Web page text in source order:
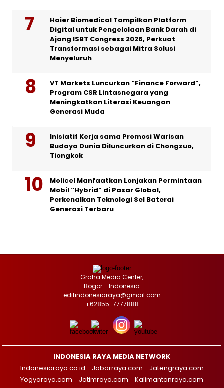
Haier Biomedical Tampilkan Platform
Digital untuk Pengelolaan Bank Darah di
Ajang ISBT Congress 2026, Perkuat
Transformasi sebagai Mitra Solusi
Menyeluruh
VT Markets Luncurkan “Finance Forward”,
Program CSR Lintasnegara yang
Meningkatkan Literasi Keuangan
Generasi Muda
Inisiatif Kerja sama Promosi Warisan
Budaya Dunia Diluncurkan di Chongzuo,
Tiongkok
Molicel Manfaatkan Lonjakan Permintaan
Mobil “Hybrid” di Pasar Global,
Perkenalkan Teknologi Sel Baterai
Generasi Terbaru
Graha Media Center,
Bogor - Indonesia
editindonesiaraya@gmail.com
+62855-7777888
INDONESIA RAYA MEDIA NETWORK
Indonesiaraya.co.id
Jabarraya.com
Jatengraya.com
Yogyaraya.com
Jatimraya.com
Kalimantanraya.com